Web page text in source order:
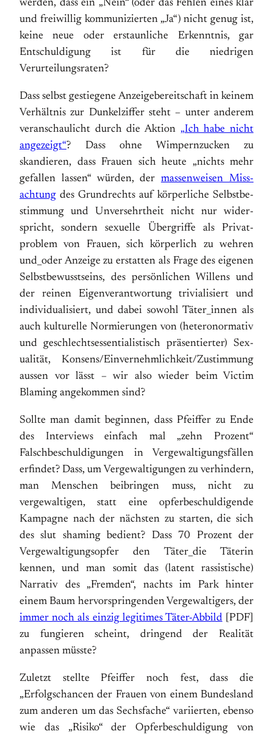
werden, dass ein „Nein“ (oder das Fehlen eines klar
und freiwillig kommunizierten „Ja“) nicht genug ist,
keine neue oder erstaunliche Erkenntnis, gar
Entschuldigung ist für die niedrigen
Verurteilungsraten?
Dass selbst gestiegene Anzeigebereitschaft in keinem
Verhältnis zur Dunkelziffer steht – unter anderem
veranschaulicht durch die Aktion „Ich habe nicht
angezeigt“? Dass ohne Wimpernzucken zu
skandieren, dass Frauen sich heute „nichts mehr
gefallen lassen“ würden, dermassen­wei­sen Miss­
achtung des Grund­rechts auf kör­per­liche Selbst­be­
stim­mung und Un­ver­sehrt­heit nicht nur wi­der­
spricht, son­dern se­xu­elle Über­grif­fe als Privat­
problem von Frauen, sich kör­per­lich zu wehren
und_oder An­zei­ge zu er­stat­ten als Fra­ge des eigenen
Selbst­bewusst­seins, des persönlichen Willens und
der rei­nen Eigen­ver­ant­wor­tung tri­via­li­siert und
indi­viduali­siert, und da­bei sowohl Täter_innen als
auch kulturelle Nor­mier­ungen von (hetero­norma­tiv
und ge­schlechts­essentia­list­isch prä­sentier­ter) Sex­
uali­tät, Konsens/Ein­ver­nehm­lich­keit/Zu­stim­mung
aussen vor lässt – wir also wieder beim Victim
Blaming angekommen sind?
Sollte man damit beginnen, dass Pfeiffer zu Ende
des Interviews einfach mal „zehn Prozent“
Falschbeschuldigungen in Vergewaltigungsfällen
erfindet? Dass, um Vergewaltigungen zu verhindern,
man Menschen beibringen muss, nicht zu
vergewaltigen, statt eine opferbeschuldigende
Kampagne nach der nächsten zu starten, die sich
des slut shaming bedient? Dass 70 Prozent der
Vergewaltigungsopfer den Täter_die Täterin
kennen, und man somit das (latent rassistische)
Narrativ des „Fremden“, nachts im Park hinter
einem Baum hervorspringenden Vergewaltigers, der
immer noch als einzig legitimes Täter-Abbild[PDF]
zu fungieren scheint, dringend der Realität
anpassen müsste?
Zuletzt stellte Pfeiffer noch fest, dass die
„Erfolgschancen der Frauen von einem Bundesland
zum anderen um das Sechsfache“ variierten, ebenso
wie das „Risiko“ der Opferbeschuldigung von